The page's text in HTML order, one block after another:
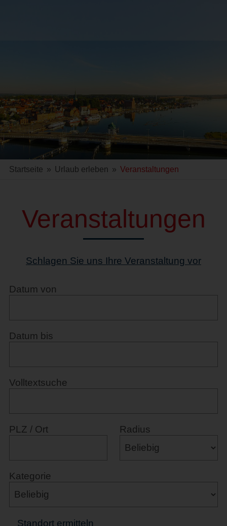
Startseite » Urlaub erleben » Veranstaltungen
Veranstaltungen
Schlagen Sie uns Ihre Veranstaltung vor
Datum von
Datum bis
Volltextsuche
PLZ / Ort Radius
Kategorie
Standort ermitteln